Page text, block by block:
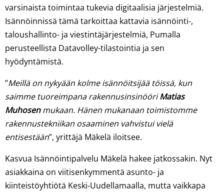
varsinaista toimintaa tukevia digitaalisia järjestelmiä.
Isännöinnissä tämä tarkoittaa kattavia isännöinti-,
taloushallinto- ja viestintäjärjestelmiä, Pumalla
perusteellista Datavolley-tilastointia ja sen
hyödyntämistä.
”Meillä on nykyään kolme isännöitsijää töissä, kun
saimme tuoreimpana rakennusinsinööriMatias
Muhosenmukaan. Hänen mukanaan toimistomme
rakennustekniikan osaaminen vahvistui vielä
entisestään”, yrittäjä Mäkelä iloitsee.
Kasvua Isännöintipalvelu Mäkelä hakee jatkossakin. Nyt
asiakkaina on viitisenkymmentä asunto- ja
kiinteistöyhtiötä Keski-Uudellamaalla, mutta vaikkapa